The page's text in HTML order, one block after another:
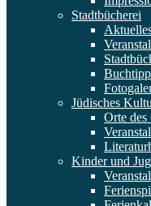
Stadtbücherei
Jüdisches
Orte des
Kinder und